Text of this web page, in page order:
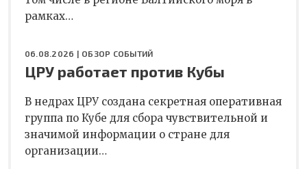
рамках…
06.08.2026 | ОБЗОР СОБЫТИЙ
ЦРУ работает против Кубы
В недрах ЦРУ создана секретная оперативная
группа по Кубе для сбора чувствительной и
значимой информации о стране для
организации…